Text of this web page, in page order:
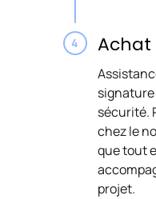
Achat
sécurité.
chez le
que tout
projet.